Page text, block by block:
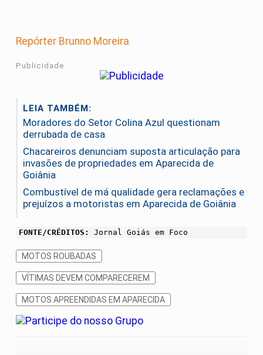
Repórter Brunno Moreira
Publicidade
LEIA TAMBÉM:
Moradores do Setor Colina Azul questionam
derrubada de casa
Chacareiros denunciam suposta articulação para
invasões de propriedades em Aparecida de
Goiânia
Combustível de má qualidade gera reclamações e
prejuízos a motoristas em Aparecida de Goiânia
FONTE/CRÉDITOS: Jornal Goiás em Foco
MOTOS ROUBADAS
VÍTIMAS DEVEM COMPARECEREM
MOTOS APREENDIDAS EM APARECIDA